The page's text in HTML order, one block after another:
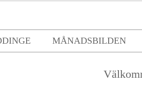
MÅNADSBILDEN